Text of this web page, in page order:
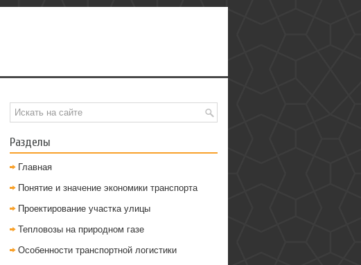
Разделы
Главная
Понятие и значение экономики транспорта
Проектирование участка улицы
Тепловозы на природном газе
Особенности транспортной логистики